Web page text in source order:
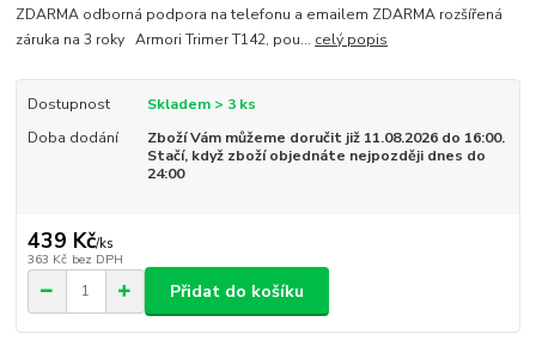
ZDARMA odborná podpora na telefonu a emailem ZDARMA rozšířená
záruka na 3 roky Armori Trimer T142, pou... celý popis
Dostupnost
Skladem > 3 ks
Doba dodání
Zboží Vám můžeme doručit již 11.08.2026 do 16:00.
Stačí, když zboží objednáte nejpozději dnes do
24:00
439 Kč/ks
363 Kč bez DPH
Přidat do košíku